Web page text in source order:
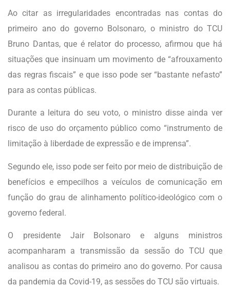
Ao citar as irregularidades encontradas nas contas do
primeiro ano do governo Bolsonaro, o ministro do TCU
Bruno Dantas, que é relator do processo, afirmou que há
situações que insinuam um movimento de “afrouxamento
das regras fiscais” e que isso pode ser “bastante nefasto”
para as contas públicas.
Durante a leitura do seu voto, o ministro disse ainda ver
risco de uso do orçamento público como “instrumento de
limitação à liberdade de expressão e de imprensa”.
Segundo ele, isso pode ser feito por meio de distribuição de
benefícios e empecilhos a veículos de comunicação em
função do grau de alinhamento político-ideológico com o
governo federal.
O presidente Jair Bolsonaro e alguns ministros
acompanharam a transmissão da sessão do TCU que
analisou as contas do primeiro ano do governo. Por causa
da pandemia da Covid-19, as sessões do TCU são virtuais.